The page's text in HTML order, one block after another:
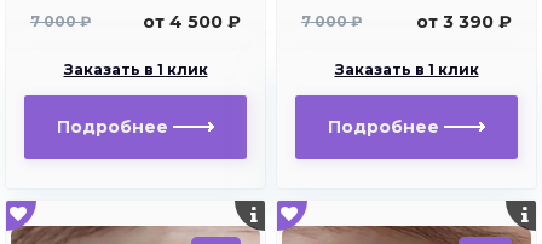
дальнозоркости и
7 000 ₽
от 4 500 ₽
Заказать в 1 клик
Подробнее
близорукости
7 000 ₽
от 3 390 ₽
Заказать в 1 клик
Подробнее